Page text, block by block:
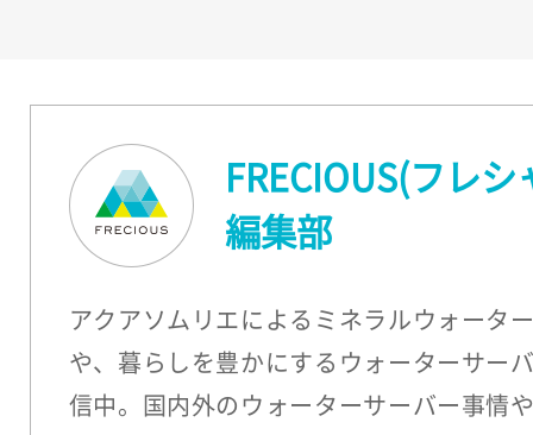
FRECIOUS(フレシ
編集部
アクアソムリエによるミネラルウォータ
や、暮らしを豊かにするウォーターサー
信中。国内外のウォーターサーバー事情